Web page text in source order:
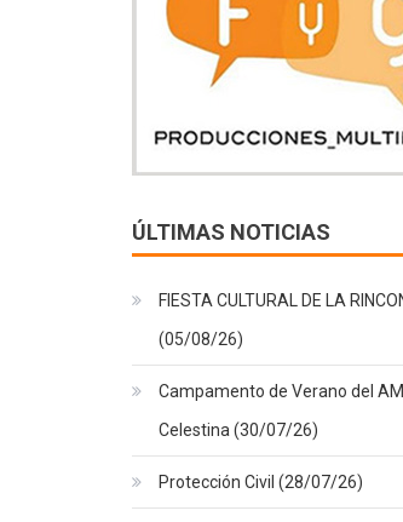
ÚLTIMAS NOTICIAS
FIESTA CULTURAL DE LA
(05/08/26)
Campamento de Verano del
Celestina (30/07/26)
Protección Civil (28/07/26)